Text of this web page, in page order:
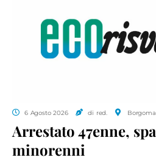
6 Agosto 2026 di red.
Arrestato 47enne,
minorenni